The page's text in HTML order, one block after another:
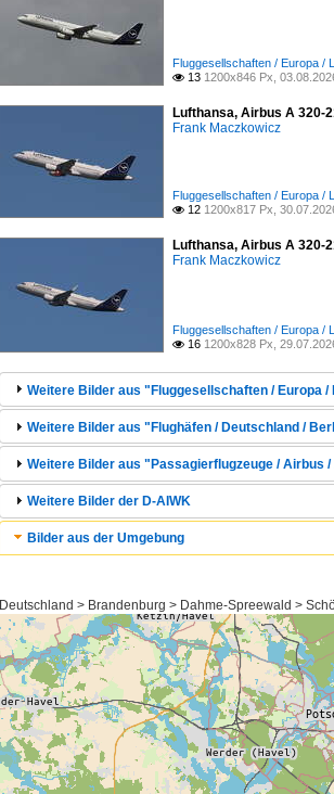
Fluggesellschaften / Europa /
 13 1200x846 Px,
Lufthansa, Airbus A 320-
Frank Maczkowicz
Fluggesellschaften / Europa /
 12 1200x817 Px,
Lufthansa, Airbus A 320-
Frank Maczkowicz
Fluggesellschaften / Europa /
 16 1200x828 Px,
Weitere Bilder aus "Fluggesellschaften / Europa /
Weitere Bilder aus "Flughäfen / Deutschland /
Weitere Bilder aus "Passagierflugzeuge / Airbus /
Weitere Bilder der D-AIWK
Bilder aus der Umgebung
Deutschland > Brandenburg > Dahme-Spreewald >